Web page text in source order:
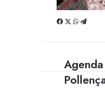
Facebook
X
Agenda
del
9